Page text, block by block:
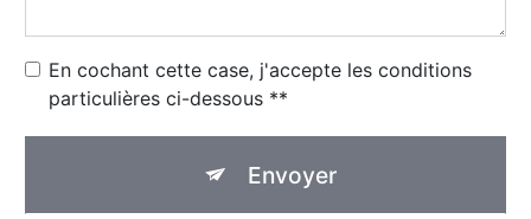
En cochant cette case, j'accepte les conditions
particulières ci-dessous **
Envoyer